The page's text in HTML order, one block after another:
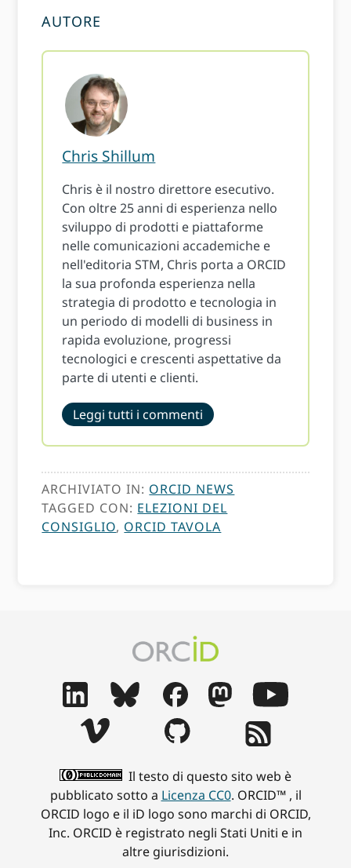
AUTORE
Chris Shillum
Chris è il nostro direttore esecutivo.
Con oltre 25 anni di esperienza nello
sviluppo di prodotti e piattaforme
nelle comunicazioni accademiche e
nell'editoria STM, Chris porta a ORCID
la sua profonda esperienza nella
strategia di prodotto e tecnologia in
un periodo di modelli di business in
rapida evoluzione, progressi
tecnologici e crescenti aspettative da
parte di utenti e clienti.
Leggi tutti i commenti
ARCHIVIATO IN: ORCID NEWS
TAGGED CON: ELEZIONI DEL
CONSIGLIO, ORCID TAVOLA
Il testo di questo sito web è
pubblicato sotto a Licenza CC0. ORCID™ , il
ORCID logo e il iD logo sono marchi di ORCID,
Inc. ORCID è registrato negli Stati Uniti e in
altre giurisdizioni.